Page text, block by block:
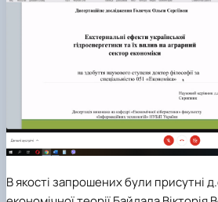
В якості запрошених були присутні